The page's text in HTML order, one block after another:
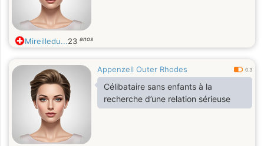
Mireilledu...23 anos
Appenzell Outer Rhodes 0.3
Célibataire sans enfants à la
recherche d’une relation sérieuse